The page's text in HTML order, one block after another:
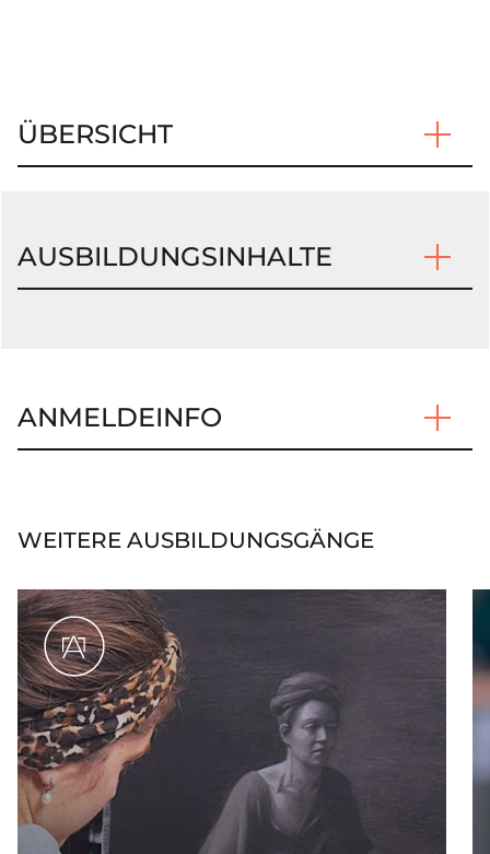
ÜBERSICHT
AUSBILDUNGSINHALTE
ANMELDEINFO
WEITERE AUSBILDUNGSGÄNGE